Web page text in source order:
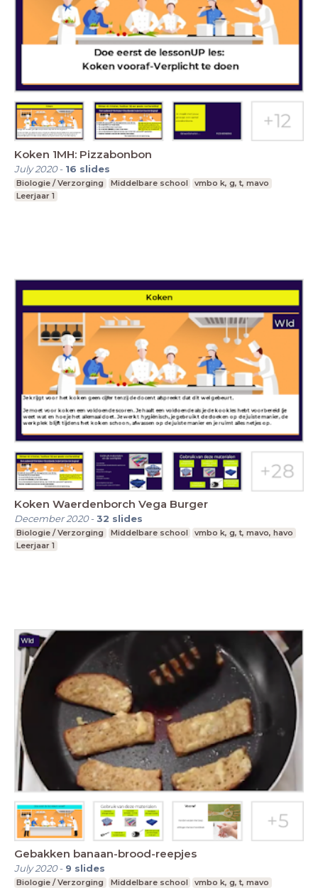
Koken 1MH: Pizzabonbon
July 2020- 16 slides
Biologie / Verzorging Middelbare school
vmbo k, g, t, mavo
Leerjaar 1
Koken Waerdenborch Vega Burger
December 2020-32 slides
Biologie / Verzorging Middelbare school
vmbo k, g, t, mavo, havo
Leerjaar 1
Gebakken banaan-brood-reepjes
July 2020- 9 slides
Biologie / Verzorging Middelbare school
vmbo k, g, t, mavo